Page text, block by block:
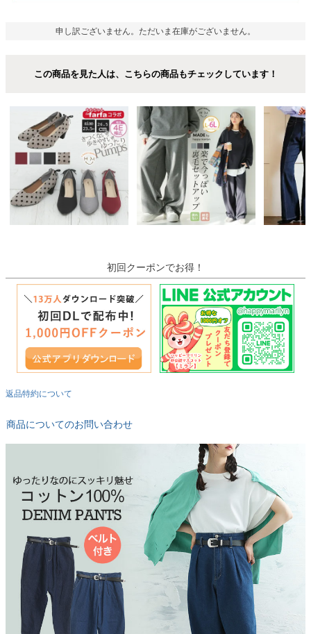
申し訳ございません。ただいま在庫がございません。
この商品を見た人は、こちらの商品もチェックしています！
初回クーポンでお得！
返品特約について
商品についてのお問い合わせ